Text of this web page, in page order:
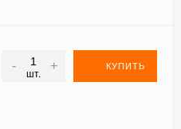
-
шт.
+ КУПИТЬ